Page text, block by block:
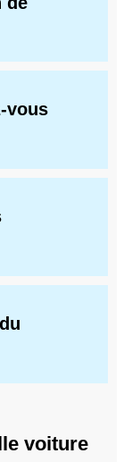
vous
voiture